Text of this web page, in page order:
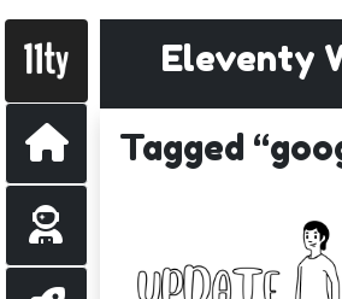
Eleventy
Tagged